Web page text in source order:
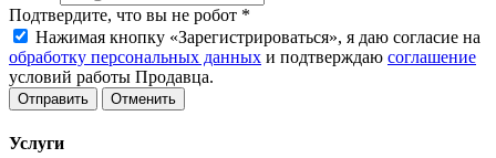
Подтвердите, что вы не робот *
Нажимая кнопку «Зарегистрироваться», я даю согласие на
обработку персональных данных и подтверждаю соглашение
условий работы Продавца.
Отменить
Услуги